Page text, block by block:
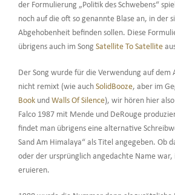
der Formulierung „Politik des Schwebens“
noch auf die oft so genannte Blase an, in der
Abgehobenheit befinden sollen. Diese
übrigens auch im Song Satellite To Satellite
Der Song wurde für die Verwendung auf dem
nicht remixt (wie auch SolidBooze, aber im
Bookund Walls Of Silence), wir hören hier
Falco 1987 mit Mende und DeRouge
findet man übrigens eine alternative
Sand Am Himalaya“ als Titel angegeben. Ob
oder der ursprünglich angedachte Name
eruieren.